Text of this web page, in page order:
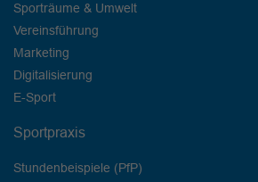
Sporträume & Umwelt
Vereinsführung
Marketing
Digitalisierung
E-Sport
Sportpraxis
Stundenbeispiele (PfP)